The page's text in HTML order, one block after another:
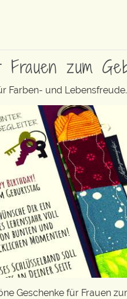
zum
Farben- und Lebensfreude.
Geschenke für Frauen